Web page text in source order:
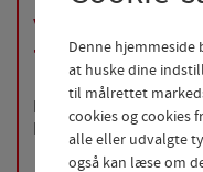
Vores
7 dage
Får du brug for hjælp
Netbank Service altid
Denne
at huske dine
til målrettet
cookies og cookies
alle eller udvalgte
også kan læse om